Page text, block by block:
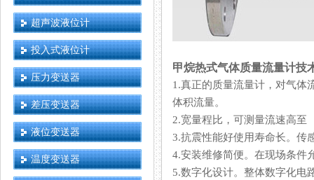
超声波液位计
投入式液位计
压力变送器
差压变送器
液位变送器
温度变送器
甲烷热式气体质量流量计技
1.真正的质量流量计，对气
体积流量。
2.宽量程比，可测量流速高
3.抗震性能好使用寿命长。
4.安装维修简便。在现场条件
5.数字化设计。整体数字化电路